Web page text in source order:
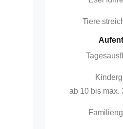
Tiere
ab 10 bis max.